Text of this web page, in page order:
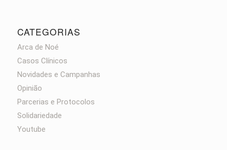
CATEGORIAS
Arca de Noé
Casos Clínicos
Novidades e Campanhas
Opinião
Parcerias e Protocolos
Solidariedade
Youtube